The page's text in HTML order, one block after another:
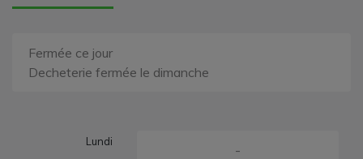
Fermée ce jour
Decheterie fermée le dimanche
Lundi
-